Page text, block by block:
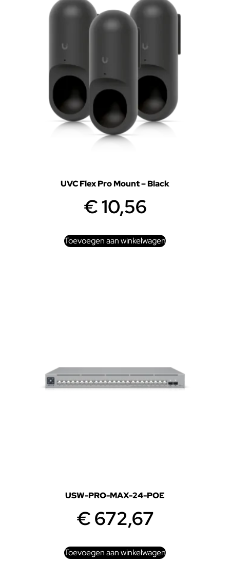
UVC Flex Pro Mount – Black
€10,56
Toevoegen aan winkelwagen
USW-PRO-MAX-24-POE
€672,67
Toevoegen aan winkelwagen